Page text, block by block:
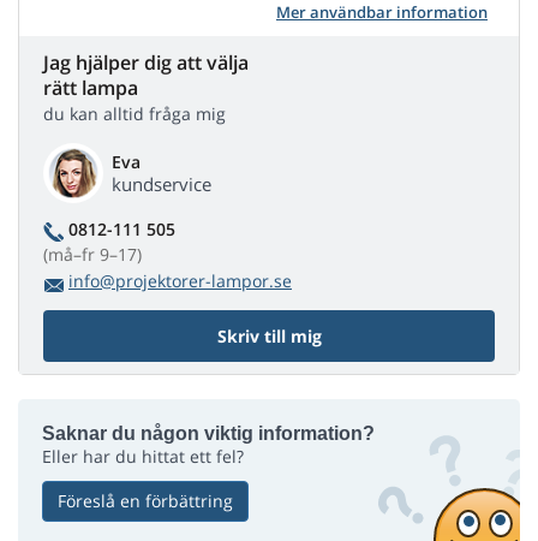
Mer användbar information
Jag hjälper dig att välja
rätt lampa
du kan alltid fråga mig
Eva
kundservice
0812-111 505
(må–fr 9–17)
info@projektorer-lampor.se
Skriv till mig
Saknar du någon viktig information?
Eller har du hittat ett fel?
Föreslå en förbättring